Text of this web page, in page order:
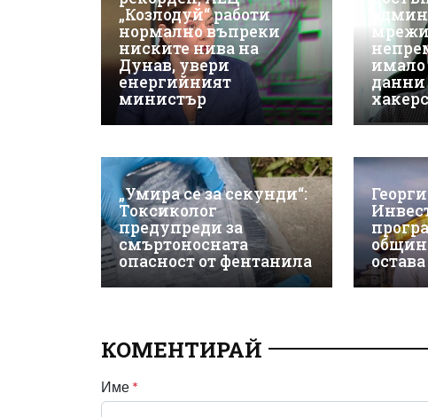
„Козлодуй“ работи
нормално въпреки
ниските нива на
Дунав, увери
енергийният
министър
мрежи
имало
„Умира се за секунди“:
Токсиколог
предупреди за
смъртоносната
опасност от фентанила
КОМЕНТИРАЙ
Име *